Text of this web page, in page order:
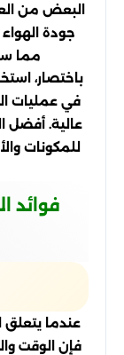
البعض من
جودة
مما
باختصار،
في عمليات
عالية. أفضل
للمكونات
فوائد
عندما يتعلق
فإن الوقت